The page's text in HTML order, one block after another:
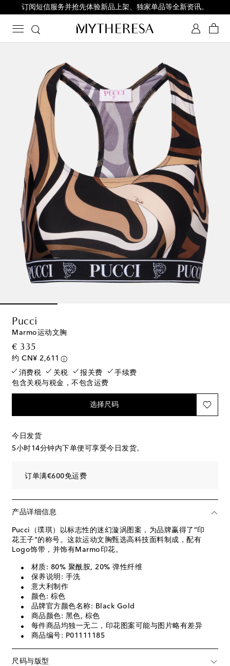
订阅短信服务并抢先体验新品上架、独家单品等全新资讯。
Pucci
Marmo运动文胸
€ 335original price
约 CN¥ 2,611
消费税
关税 报关费
手续费
包含关税与税金，不包含运费
选择尺码
今日发货
5小时14分钟内下单便可享受今日发货。
订单满€600免运费
产品详细信息
Pucci（璞琪）以标志性的迷幻漩涡图案，为品牌赢得了“印
花王子”的称号。这款运动文胸甄选高科技面料制成，配有
Logo饰带，并饰有Marmo印花。
材质: 80% 聚酰胺, 20% 弹性纤维
保养说明: 手洗
意大利制作
颜色: 棕色
品牌官方颜色名称: Black Gold
商品颜色: 黑色, 棕色
每件商品均独一无二，印花图案可能与图片略有差异
商品编号: P01111185
尺码与版型